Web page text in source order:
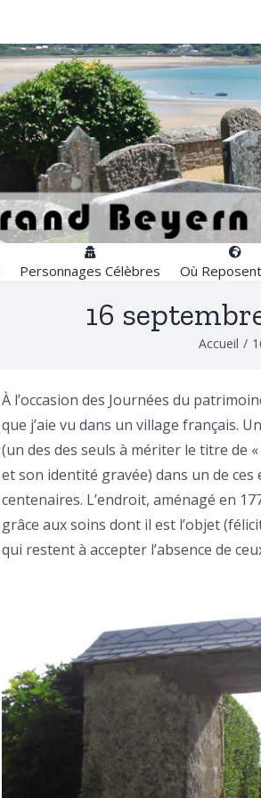
Personnages Célèbres Où
16
Accueil /
À l’occasion des Journées du
que j’aie vu dans un village français.
(un des des seuls à mériter le titre de
et son identité gravée) dans un de
centenaires. L’endroit, aménagé en
grâce aux soins dont il est l’objet
qui restent à accepter l’absence de